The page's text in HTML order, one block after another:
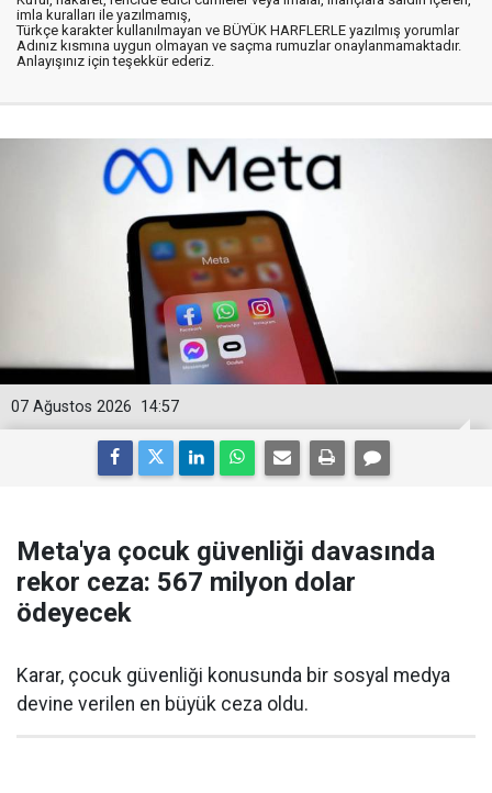
imla kuralları ile yazılmamış,
Türkçe karakter kullanılmayan ve BÜYÜK HARFLERLE yazılmış yorumlar
Adınız kısmına uygun olmayan ve saçma rumuzlar onaylanmamaktadır.
Anlayışınız için teşekkür ederiz.
14:57
07 Ağustos 2026
Meta'ya çocuk güvenliği davasında
rekor ceza: 567 milyon dolar
ödeyecek
Karar, çocuk güvenliği konusunda bir sosyal medya
devine verilen en büyük ceza oldu.